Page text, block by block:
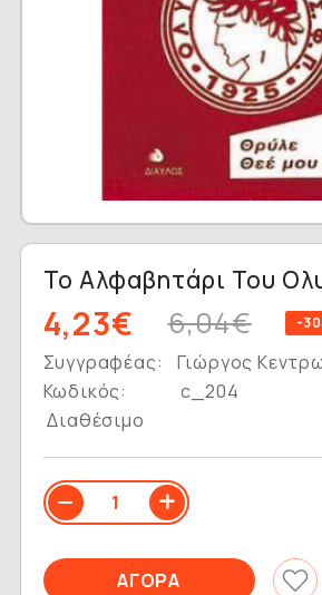
Το Αλφαβητάρι Του
4,23€ 6,04€ -
Συγγραφέας:
Γιώργος
Κωδικός:
c_204
Διαθέσιμο